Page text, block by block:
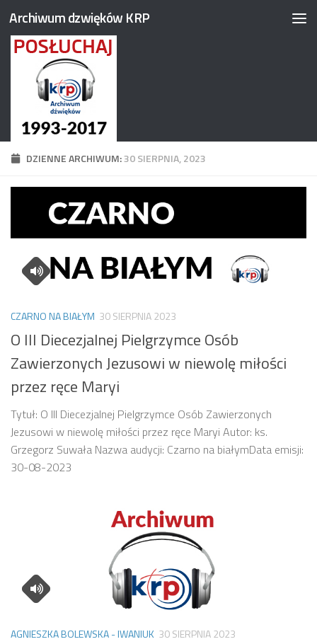
Przejdź do treści
Archiwum dzwięków KRP
DZIENNE ARCHIWUM:30 SIERPNIA, 2023
CZARNO NA BIAŁYM 30 SIERPNIA 2023
O III Diecezjalnej Pielgrzymce Osób
Zawierzonych Jezusowi w niewolę miłości
przez ręce Maryi
Tytuł: O III Diecezjalnej Pielgrzymce Osób Zawierzonych
Jezusowi w niewolę miłości przez ręce Maryi Autor: ks.
Grzegorz Suwała Nazwa audycji: Czarno na białymData emisji:
30-08-2023
AGNIESZKA BOLEWSKA - IWANIUK 30 SIERPNIA 2023